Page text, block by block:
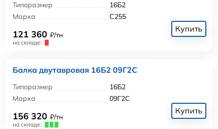
Типоразмер
16Б2
Марка
С255
121 360 ₽/тн
на складе:
Купить
Балка двутавровая 16Б2 09Г2С
Типоразмер
16Б2
Марка
09Г2С
156 320 ₽/тн
на складе:
Купить